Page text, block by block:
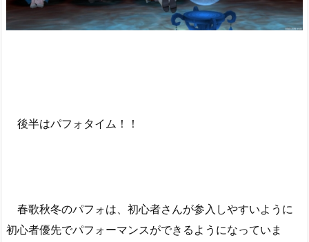
後半はパフォタイム！！
春歌秋冬のパフォは、初心者さんが参入しやすいように
初心者優先でパフォーマンスができるようになっていま